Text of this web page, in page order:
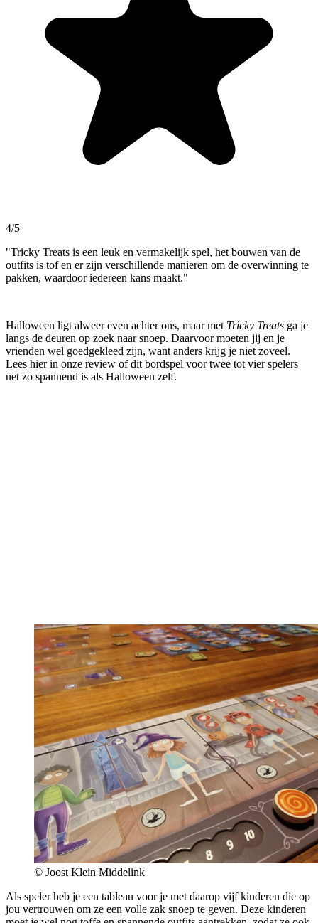
4/5
"Tricky Treats is een leuk en vermakelijk spel, het bouwen van de
outfits is tof en er zijn verschillende manieren om de overwinning te
pakken, waardoor iedereen kans maakt."
Halloween ligt alweer even achter ons, maar met Tricky Treats ga je
langs de deuren op zoek naar snoep. Daarvoor moeten jij en je
vrienden wel goedgekleed zijn, want anders krijg je niet zoveel.
Lees hier in onze review of dit bordspel voor twee tot vier spelers
net zo spannend is als Halloween zelf.
© Joost Klein Middelink
Als speler heb je een tableau voor je met daarop vijf kinderen die op
jou vertrouwen om ze een volle zak snoep te geven. Deze kinderen